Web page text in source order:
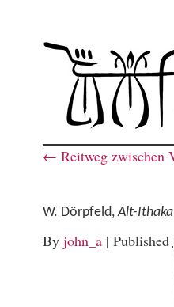
← Reitweg zwischen
W. Dörpfeld,Alt-Ithaka
By john_a | Published